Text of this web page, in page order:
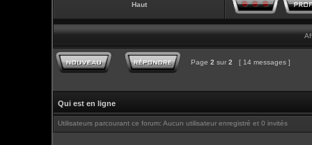
Haut
Page 2 sur 2 [ 14 messages ]
Qui est en ligne
Utilisateurs parcourant ce forum: Aucun utilisateur enregistré et 0 invités